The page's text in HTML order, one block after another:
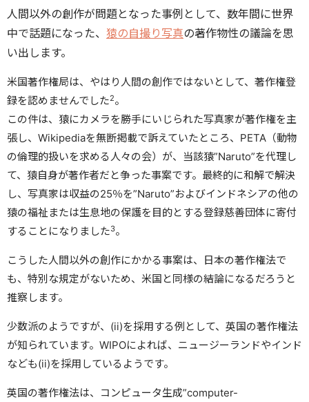
人間以外の創作が問題となった事例として、数年間に世界
中で話題になった、 猿の自撮り写真の著作物性の議論を思
い出します。
米国著作権局は、やはり人間の創作ではないとして、著作権登
録を認めませんでした2。
この件は、猿にカメラを勝手にいじられた写真家が著作権を主
張し、Wikipediaを無断掲載で訴えていたところ、PETA（動物
の倫理的扱いを求める人々の会）が、当該猿”Naruto”を代理し
て、猿自身が著作者だと争った事案です。最終的に和解で解決
し、写真家は収益の25％を”Naruto”およびインドネシアの他の
猿の福祉または生息地の保護を目的とする登録慈善団体に寄付
することになりました3。
こうした人間以外の創作にかかる事案は、日本の著作権法で
も、特別な規定がないため、米国と同様の結論になるだろうと
推察します。
少数派のようですが、(ii)を採用する例として、英国の著作権法
が知られています。WIPOによれば、ニュージーランドやインド
なども(ii)を採用しているようです。
英国の著作権法は、コンピュータ生成”computer-